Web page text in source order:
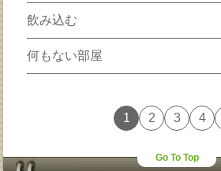
飲み込む
何もない部屋
1 2 3 4
Go To Top